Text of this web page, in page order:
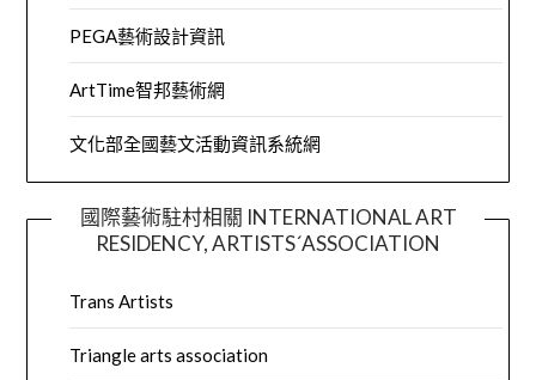
PEGA藝術設計資訊
ArtTime智邦藝術網
文化部全國藝文活動資訊系統網
國際藝術駐村相關 INTERNATIONAL ART
RESIDENCY, ARTISTS´ASSOCIATION
Trans Artists
Triangle arts association